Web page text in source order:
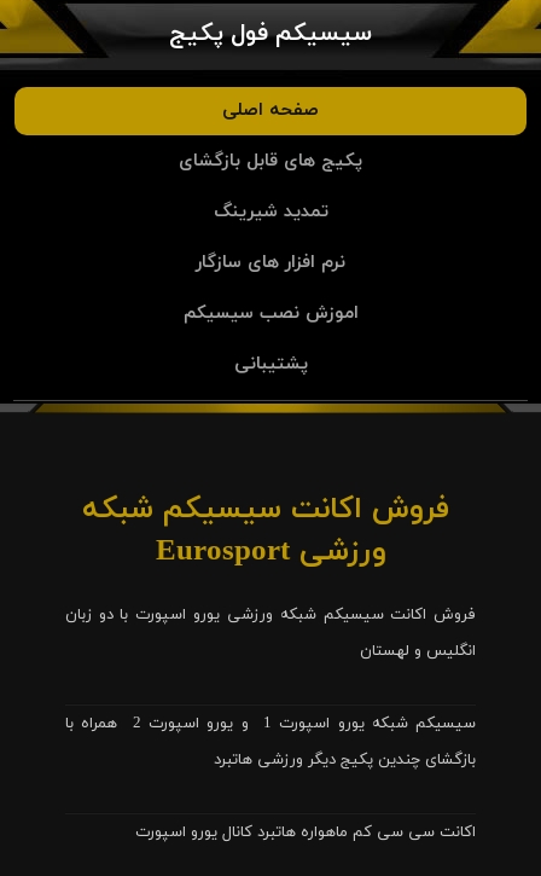
سیسیکم فول پکیج
صفحه اصلی
پکیج های قابل بازگشای
تمدید شیرینگ
نرم افزار های سازگار
اموزش نصب سیسیکم
پشتیبانی
فروش اکانت سیسیکم شبکه
ورزشی Eurosport
فروش اکانت سیسیکم شبکه ورزشی یورو اسپورت با دو زبان
انگلیس و لهستان
سیسیکم شبکه یورو اسپورت 1 و یورو اسپورت 2 همراه با
بازگشای چندین پکیج دیگر ورزشی هاتبرد
اکانت سی سی کم ماهواره هاتبرد کانال یورو اسپورت